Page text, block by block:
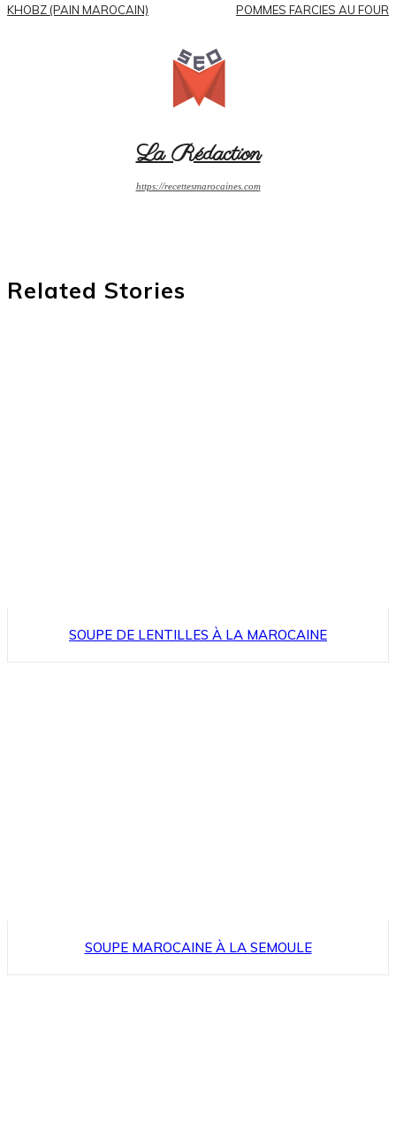
KHOBZ (PAIN MAROCAIN) POMMES FARCIES AU FOUR
La Rédaction
https://recettesmarocaines.com
Related Stories
SOUPE DE LENTILLES À LA MAROCAINE
SOUPE MAROCAINE À LA SEMOULE